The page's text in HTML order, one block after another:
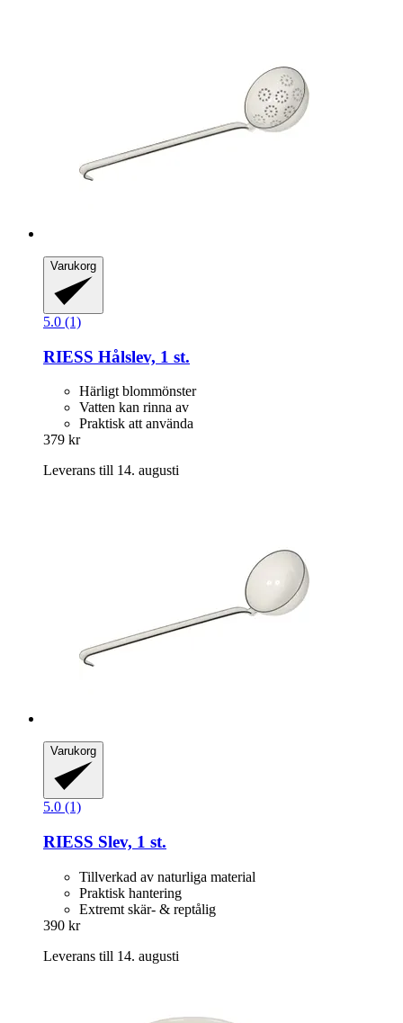
Varukorg
5.0 (1)
RIESS Hålslev, 1 st.
Härligt blommönster
Vatten kan rinna av
Praktisk att använda
379 kr
Leverans till 14. augusti
Varukorg
5.0 (1)
RIESS Slev, 1 st.
Tillverkad av naturliga material
Praktisk hantering
Extremt skär- & reptålig
390 kr
Leverans till 14. augusti